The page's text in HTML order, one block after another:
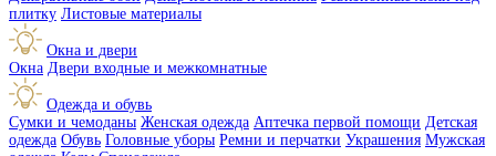
плитку Листовые материалы
Окна и двери
Окна Двери входные и межкомнатные
Одежда и обувь
Сумки и чемоданы Женская одежда Аптечка первой помощи Детская
одежда Обувь Головные уборы Ремни и перчатки Украшения Мужская